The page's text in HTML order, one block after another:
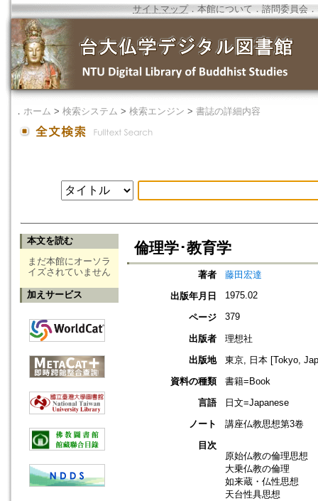
サイトマップ．本館について ． 諮問委員会 ．
． ホーム > 検索システム > 検索エンジン > 書誌の詳細内容
本文を読む
まだ本館にオーソラ
イズされていません
加えサービス
倫理学･教育学
著者
藤田宏達
出版年月日
1975.02
ページ 379
出版者
理想社
出版地
東京, 日本 [Tokyo,
資料の種類
書籍=Book
言語
日文=Japanese
ノート
講座仏教思想第3卷
目次
原始仏教の倫理思想
大乗仏教の倫理
如来蔵・仏性思想
天台性具思想